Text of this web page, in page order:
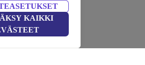
KAIKKI